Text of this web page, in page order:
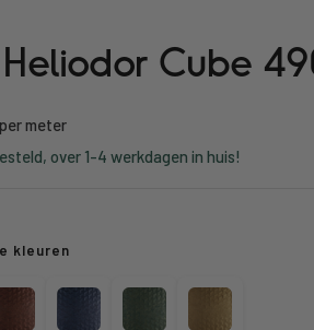
Cube
per meter
over 1-4 werkdagen in huis!
kleuren